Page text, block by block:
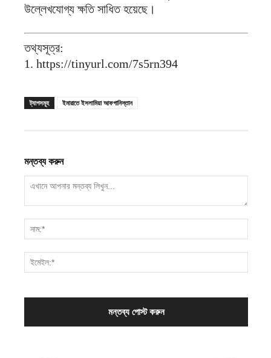
উল্লেখযোগ্য ক্ষতি সাধিত হয়েছে।
তথ্যসূত্র:
1. https://tinyurl.com/7s5rn394
ট্যাগসমূহ ইমারাতে ইসলামিয়া আফগানিস্তান
মন্তব্য করুন